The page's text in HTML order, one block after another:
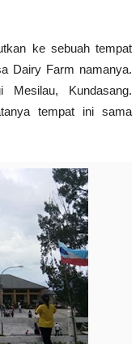
ke sebuah tempat
Dairy Farm namanya.
Kundasang.
tempat ini sama